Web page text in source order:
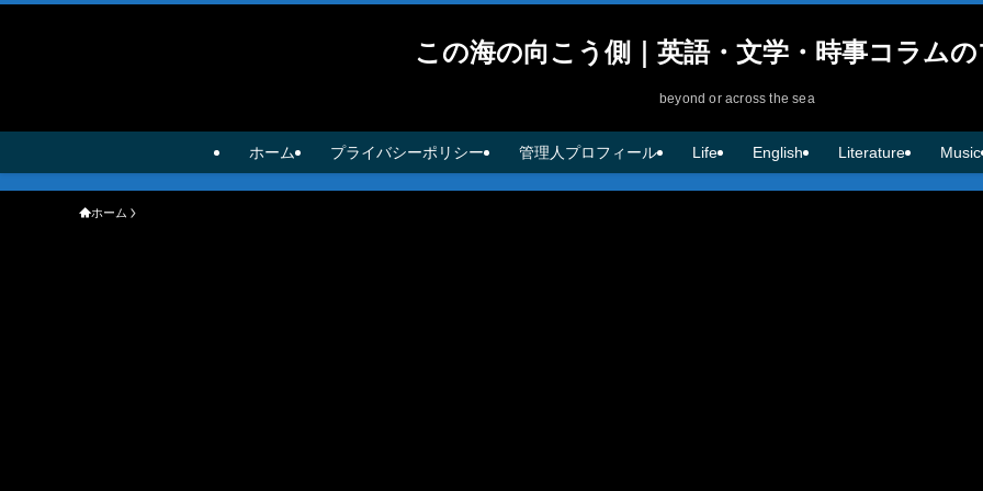
この海の向こう側｜英語・文学・時事コラム
beyond or across the sea
ホーム プライバシーポリシー 管理人プロフィール Life English Literature Music
ホーム